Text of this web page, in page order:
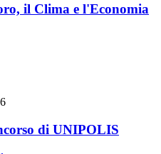
il Clima e l'Economia
di UNIPOLIS